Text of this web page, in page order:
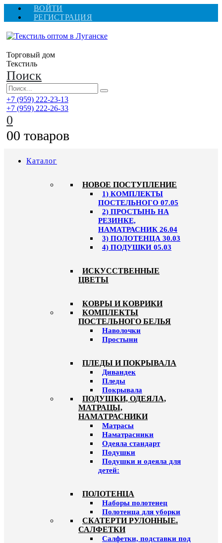
ВОЙТИ
РЕГИСТРАЦИЯ
Торговый дом
Текстиль
Поиск
+7 (959) 222-23-13
+7 (959) 222-26-33
0
00 товаров
Каталог
HОВОЕ ПОСТУПЛЕНИЕ
1) КОМПЛЕКТЫ
ПОСТЕЛЬНОГО 07.05
2) ПРОСТЫНЬ НА
РЕЗИНКЕ,
НАМАТРАСНИК 26.04
3) ПОЛОТЕНЦА 30.03
4) ПОДУШКИ 05.03
ИСКУССТВЕННЫЕ
ЦВЕТЫ
КОВРЫ И КОВРИКИ
КОМПЛЕКТЫ
ПОСТЕЛЬНОГО БЕЛЬЯ
Наволочки
Простыни
ПЛЕДЫ И ПОКРЫВАЛА
Дивандек
Пледы
Покрывала
ПОДУШКИ, ОДЕЯЛА,
МАТРАЦЫ,
НАМАТРАСНИКИ
Матрасы
Наматрасники
Одеяла стандарт
Подушки
Подушки и одеяла для
детей:
ПОЛОТЕНЦА
Наборы полотенец
Полотенца для уборки
СКАТЕРТИ РУЛОННЫЕ.
САЛФЕТКИ
Салфетки, подставки под